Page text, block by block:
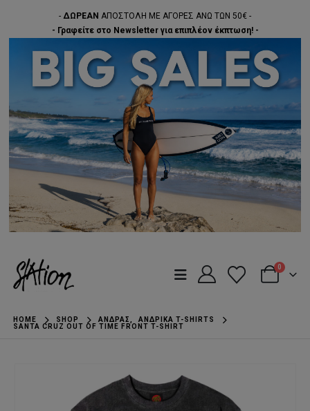
- ΔΩΡΕΑΝ ΑΠΟΣΤΟΛΗ ΜΕ ΑΓΟΡΕΣ ΑΝΩ ΤΩΝ 50€ -
- Γραφείτε στο Newsletter για επιπλέον έκπτωση! -
0
HOME SHOP ΆΝΔΡΑΣ,
ΑΝΔΡΙΚΆ T-SHIRTS
SANTA CRUZ OUT OF TIME FRONT T-SHIRT